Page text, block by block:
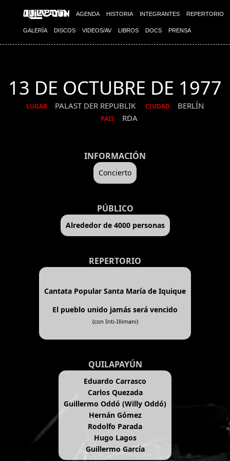
AGENDA HISTORIA INTEGRANTES REPERTORIO
GALERÍA DISCOS VIDEOS/AV LIBROS DOCS PRENSA
13 DE OCTUBRE DE 1977
LUGAR PALAST DER REPUBLIK CIUDAD BERLÍN
PAIS RDA
INFORMACIÓN
Concierto
PÚBLICO
Alrededor de 4000 personas
REPERTORIO
Cantata Popular Santa María de Iquique
El pueblo unido jamás será vencido
(con Inti-Illimani)
QUILAPAYÚN
Eduardo Carrasco
Carlos Quezada
Guillermo Oddó (Willy Oddó)
Hernán Gómez
Rodolfo Parada
Hugo Lagos
Guillermo García